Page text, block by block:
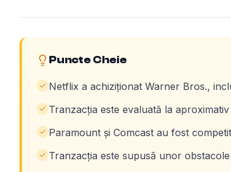
Puncte Cheie
Netflix a achiziționat Warner Bros.,
Tranzacția este evaluată la
Paramount și Comcast au fost
Tranzacția este supusă unor